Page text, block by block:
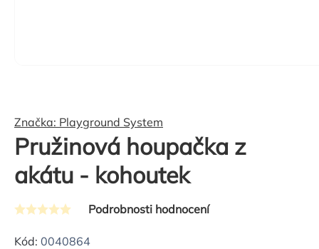
Pružinová houpačka z
akátu - kohoutek
Průměrné
hodnocení
Podrobnosti hodnocení
Značka: Playground System
Kód: 0040864